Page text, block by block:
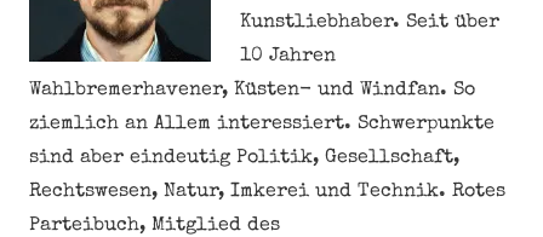
Kunstliebhaber. Seit über
10 Jahren
Wahlbremerhavener, Küsten- und Windfan. So
ziemlich an Allem interessiert. Schwerpunkte
sind aber eindeutig Politik, Gesellschaft,
Rechtswesen, Natur, Imkerei und Technik. Rotes
Parteibuch, Mitglied des